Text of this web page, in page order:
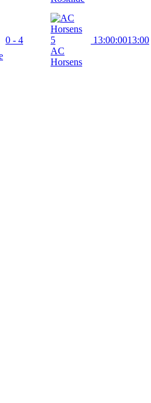
0 - 4
AC
Horsens
13:00:0013:00